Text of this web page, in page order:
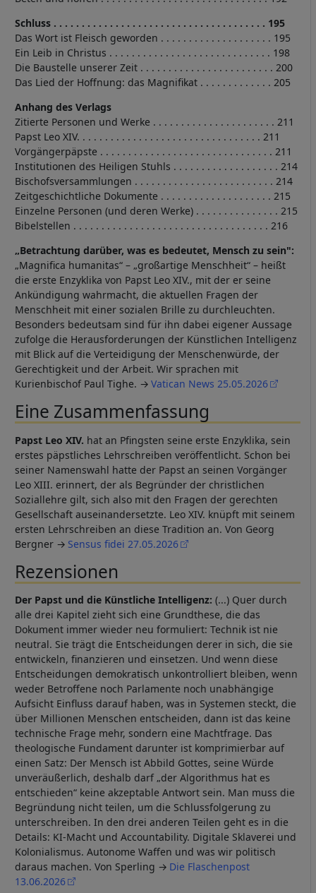
Schluss . . . . . . . . . . . . . . . . . . . . . . . . . . . . . . . . . . . . . . 195
Das Wort ist Fleisch geworden . . . . . . . . . . . . . . . . . . . . 195
Ein Leib in Christus . . . . . . . . . . . . . . . . . . . . . . . . . . . . . 198
Die Baustelle unserer Zeit . . . . . . . . . . . . . . . . . . . . . . . . 200
Das Lied der Hoffnung: das Magnifikat . . . . . . . . . . . . . 205
Anhang des Verlags
Zitierte Personen und Werke . . . . . . . . . . . . . . . . . . . . . . 211
Papst Leo XIV. . . . . . . . . . . . . . . . . . . . . . . . . . . . . . . . . 211
Vorgängerpäpste . . . . . . . . . . . . . . . . . . . . . . . . . . . . . . . 211
Institutionen des Heiligen Stuhls . . . . . . . . . . . . . . . . . . . 214
Bischofsversammlungen . . . . . . . . . . . . . . . . . . . . . . . . . 214
Zeitgeschichtliche Dokumente . . . . . . . . . . . . . . . . . . . . 215
Einzelne Personen (und deren Werke) . . . . . . . . . . . . . . . 215
Bibelstellen . . . . . . . . . . . . . . . . . . . . . . . . . . . . . . . . . . . 216
„Betrachtung darüber, was es bedeutet, Mensch zu sein":
„Magnifica humanitas“ – „großartige Menschheit“ – heißt
die erste Enzyklika von Papst Leo XIV., mit der er seine
Ankündigung wahrmacht, die aktuellen Fragen der
Menschheit mit einer sozialen Brille zu durchleuchten.
Besonders bedeutsam sind für ihn dabei eigener Aussage
zufolge die Herausforderungen der Künstlichen Intelligenz
mit Blick auf die Verteidigung der Menschenwürde, der
Gerechtigkeit und der Arbeit. Wir sprachen mit
Kurienbischof Paul Tighe.
Vatican News 25.05.2026
Eine Zusammenfassung
Papst Leo XIV. hat an Pfingsten seine erste Enzyklika, sein
erstes päpstliches Lehrschreiben veröffentlicht. Schon bei
seiner Namenswahl hatte der Papst an seinen Vorgänger
Leo XIII. erinnert, der als Begründer der christlichen
Soziallehre gilt, sich also mit den Fragen der gerechten
Gesellschaft auseinandersetzte. Leo XIV. knüpft mit seinem
ersten Lehrschreiben an diese Tradition an. Von Georg
Bergner
Sensus fidei 27.05.2026
Rezensionen
Der Papst und die Künstliche Intelligenz: (...) Quer durch
alle drei Kapitel zieht sich eine Grundthese, die das
Dokument immer wieder neu formuliert: Technik ist nie
neutral. Sie trägt die Entscheidungen derer in sich, die sie
entwickeln, finanzieren und einsetzen. Und wenn diese
Entscheidungen demokratisch unkontrolliert bleiben, wenn
weder Betroffene noch Parlamente noch unabhängige
Aufsicht Einfluss darauf haben, was in Systemen steckt, die
über Millionen Menschen entscheiden, dann ist das keine
technische Frage mehr, sondern eine Machtfrage. Das
theologische Fundament darunter ist komprimierbar auf
einen Satz: Der Mensch ist Abbild Gottes, seine Würde
unveräußerlich, deshalb darf „der Algorithmus hat es
entschieden“ keine akzeptable Antwort sein. Man muss die
Begründung nicht teilen, um die Schlussfolgerung zu
unterschreiben. In den drei anderen Teilen geht es in die
Details: KI-Macht und Accountability. Digitale Sklaverei und
Kolonialismus. Autonome Waffen und was wir politisch
daraus machen. Von Sperling
Die Flaschenpost
13.06.2026